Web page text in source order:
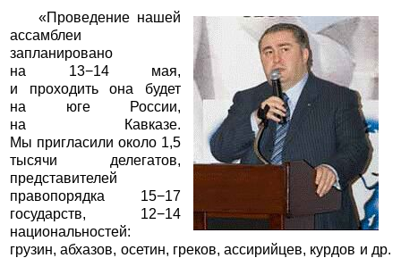
«Проведение нашей
ассамблеи
запланировано
на 13−14 мая,
и проходить она будет
на юге России,
на Кавказе.
Мы пригласили около 1,5
тысячи делегатов,
представителей
правопорядка 15−17
государств, 12−14
национальностей:
грузин, абхазов, осетин, греков, ассирийцев, курдов и др.